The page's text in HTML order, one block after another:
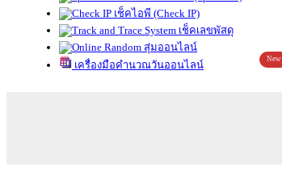
เช็คไอพี (Check IP)
เช็คเลขพัสดุ
สุ่มออนไลน์
เครื่องมือคำนวณวันออนไลน์
New